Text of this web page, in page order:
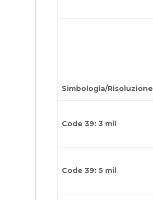
Simbologia/Risoluzione
Code 39: 3 mil
Code 39: 5 mil